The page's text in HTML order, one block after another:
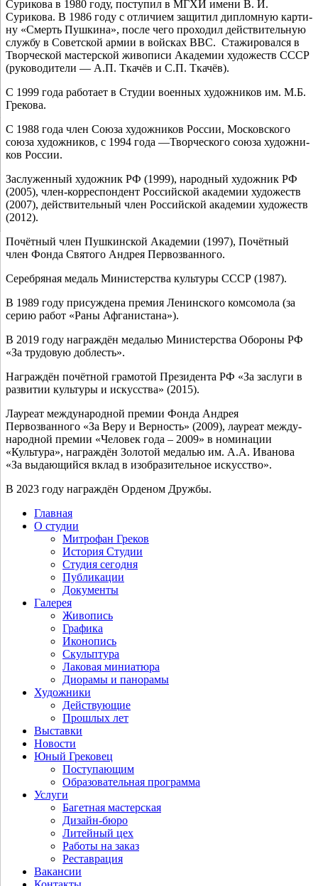
Сурикова в 1980 году, посту­пил в МГХИ име­ни В. И.
Сурикова. В 1986 году с отли­чи­ем защи­тил диплом­ную кар­ти­
ну «Смерть Пушкина», после чего про­хо­дил дей­стви­тель­ную
служ­бу в Советской армии в вой­сках ВВС. Стажировался в
Творческой мастер­ской живо­пи­си Академии худо­жеств СССР
(руко­во­ди­те­ли — А.П. Ткачёв и С.П. Ткачёв).
С 1999 года рабо­та­ет в Студии воен­ных худож­ни­ков им. М.Б.
Грекова.
С 1988 года член Союза худож­ни­ков России, Московского
сою­за худож­ни­ков, с 1994 года —Творческого сою­за худож­ни­
ков России.
Заслуженный худож­ник РФ (1999), народ­ный худож­ник РФ
(2005), член-кор­ре­спон­дент Российской ака­де­мии худо­жеств
(2007), дей­стви­тель­ный член Российской ака­де­мии худо­жеств
(2012).
Почётный член Пушкинской Академии (1997), Почётный
член Фонда Святого Андрея Первозванного.
Серебряная медаль Министерства куль­ту­ры СССР (1987).
В 1989 году при­суж­де­на пре­мия Ленинского ком­со­мо­ла (за
серию работ «Раны Афганистана»).
В 2019 году награж­дён меда­лью Министерства Обороны РФ
«За тру­до­вую доблесть».
Награждён почёт­ной гра­мо­той Президента РФ «За заслу­ги в
раз­ви­тии куль­ту­ры и искус­ства» (2015).
Лауреат меж­ду­на­род­ной пре­мии Фонда Андрея
Первозванного «За Веру и Верность» (2009), лау­ре­ат меж­ду­
на­род­ной пре­мии «Человек года – 2009» в номи­на­ции
«Культура», награж­дён Золотой меда­лью им. А.А. Иванова
«За выда­ю­щий­ся вклад в изоб­ра­зи­тель­ное искусство».
В 2023 году награж­дён Орденом Дружбы.
Главная
О студии
Митрофан Греков
История Студии
Студия сегодня
Публикации
Документы
Галерея
Живопись
Графика
Иконопись
Скульптура
Лаковая миниатюра
Диорамы и панорамы
Художники
Действующие
Прошлых лет
Выставки
Новости
Юный Грековец
Поступающим
Образовательная программа
Услуги
Багетная мастерская
Дизайн-бюро
Литейный цех
Работы на заказ
Реставрация
Вакансии